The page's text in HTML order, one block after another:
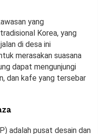
yang
Korea, yang
di desa ini
merasakan suasana
dapat mengunjungi
dan kafe yang tersebar
adalah pusat desain dan